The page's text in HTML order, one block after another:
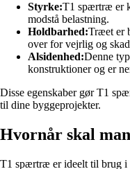
Styrke:T1 spærtræ er
modstå belastning.
Holdbarhed:Træet er
over for vejrlig og
Alsidenhed:Denne
konstruktioner og er
Disse egenskaber gør T1
til dine byggeprojekter.
Hvornår skal
T1 spærtræ er ideelt til brug i